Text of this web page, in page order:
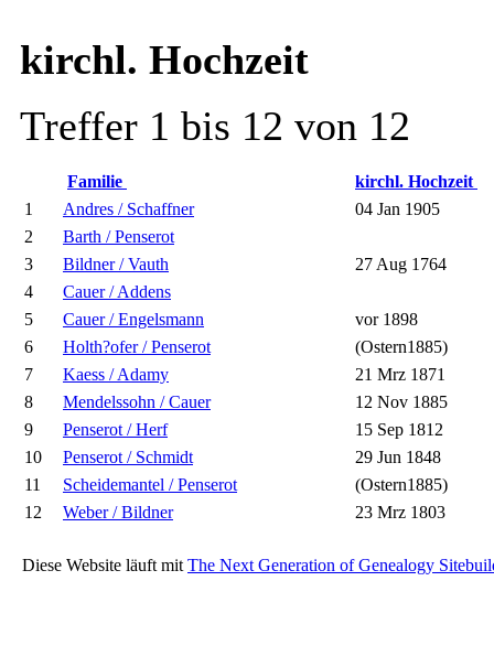
kirchl. Hochzeit
Treffer 1 bis 12 von 12
Familie
kirchl. Hochzeit
1
Andres / Schaffner
04 Jan 1905
2
Barth / Penserot
3
Bildner / Vauth
27 Aug 1764
4
Cauer / Addens
5
Cauer / Engelsmann
vor 1898
6
Holth?ofer / Penserot
(Ostern1885)
7
Kaess / Adamy
21 Mrz 1871
8
Mendelssohn / Cauer
12 Nov 1885
9
Penserot / Herf
15 Sep 1812
10
Penserot / Schmidt
29 Jun 1848
11
Scheidemantel / Penserot
(Ostern1885)
12
Weber / Bildner 23 Mrz 1803
Diese Website läuft mit The Next Generation of Genealogy